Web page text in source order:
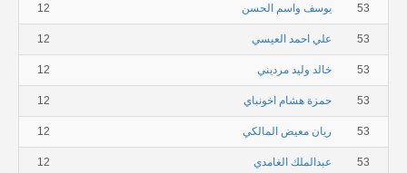
53 يوسف واسم الحسن 12
53 علي احمد العيسي 12
53 خالد وليد مرديني 12
53 حمزة هشام اخونباي 12
53 ريان معيض المالكي 12
53 عبدالملك الغامدي 12